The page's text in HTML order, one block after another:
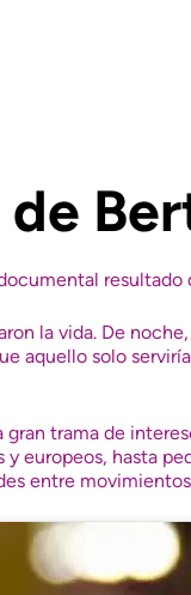
de
resultado
la vida. De
aquello solo
gran trama de
europeos, hasta
entre